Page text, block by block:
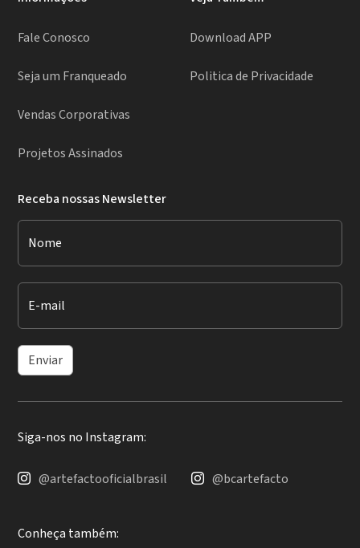
Fale Conosco
Seja um Franqueado
Vendas Corporativas
Projetos Assinados
Download APP
Politica de Privacidade
Receba nossas Newsletter
Nome
E-mail
Enviar
Siga-nos no Instagram:
@artefactooficialbrasil @bcartefacto
Conheça também: